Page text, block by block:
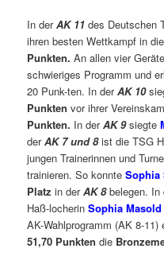
In derAK 11 des Deutschen
ihren besten Wettkampf in
Punkten.An allen vier
schwieriges Programm und
20 Punk-ten. In derAK 10
Punkten vor ihrer
Punkten. In derAK 9 siegte
derAK 7 und 8ist die TSG
jungen Trainerinnen und
trainieren. So konnteSophia
Platz in derAK 8belegen.
Haß-locherinSophia Masold
AK-Wahlprogramm (AK 8-
51,70 Punkten die